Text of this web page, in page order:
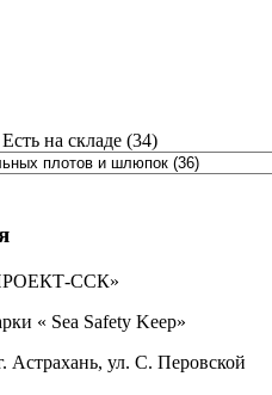
Есть на складе (34)
ССК»
« Sea Safety Keep»
Астрахань, ул. С. Перовской